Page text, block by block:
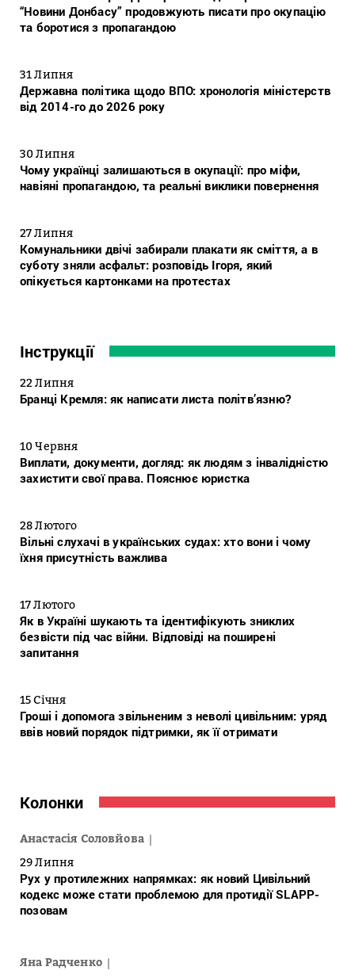
“Новини Донбасу” продовжують писати про окупацію
та боротися з пропагандою
31 Липня
Державна політика щодо ВПО: хронологія міністерств
від 2014-го до 2026 року
30 Липня
Чому українці залишаються в окупації: про міфи,
навіяні пропагандою, та реальні виклики повернення
27 Липня
Комунальники двічі забирали плакати як сміття, а в
суботу зняли асфальт: розповідь Ігоря, який
опікується картонками на протестах
Інструкції
22 Липня
Бранці Кремля: як написати листа політв’язню?
10 Червня
Виплати, документи, догляд: як людям з інвалідністю
захистити свої права. Пояснює юристка
28 Лютого
Вільні слухачі в українських судах: хто вони і чому
їхня присутність важлива
17 Лютого
Як в Україні шукають та ідентифікують зниклих
безвісти під час війни. Відповіді на поширені
запитання
15 Січня
Гроші і допомога звільненим з неволі цивільним: уряд
ввів новий порядок підтримки, як її отримати
Колонки
Анастасія Соловйова
29 Липня
Рух у протилежних напрямках: як новий Цивільний
кодекс може стати проблемою для протидії SLAPP-
позовам
Яна Радченко